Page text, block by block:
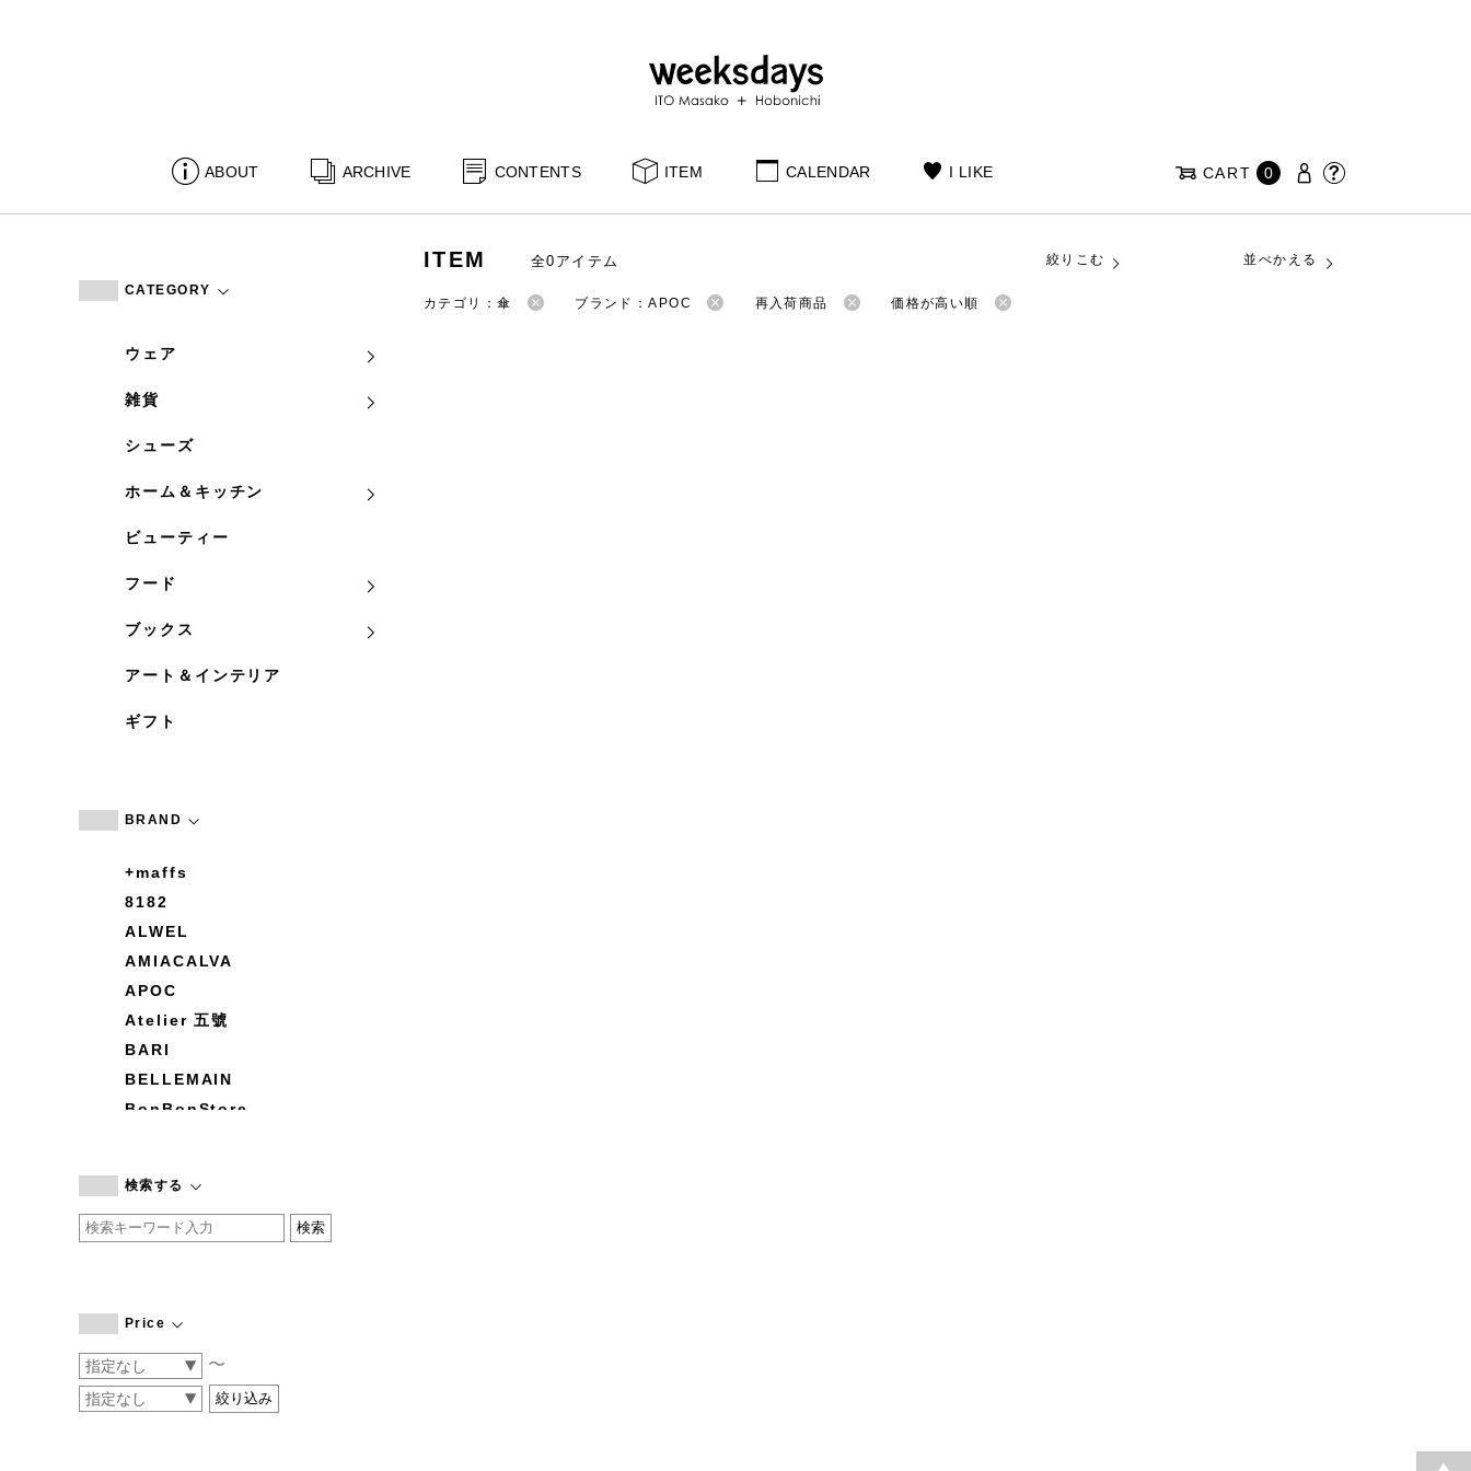
ABOUT ARCHIVE CONTENTS ITEM CALENDAR I LIKE CART 0
CATEGORY
ウェア
雑貨
シューズ
ホーム＆キッチン
ビューティー
フード
ブックス
アート＆インテリア
ギフト
BRAND
+maffs
8182
ALWEL
AMIACALVA
APOC
Atelier 五號
BARI
BELLEMAIN
BonBonStore
by basics
CATWORTH
COGTHEBIGSMOKE
CONVERSE
DEAN & DELUCA
検索する
Price
〜
ITEM 全0アイテム 絞りこむ 並べかえる
カテゴリ：傘 ブランド：APOC 再入荷商品 価格が高い順